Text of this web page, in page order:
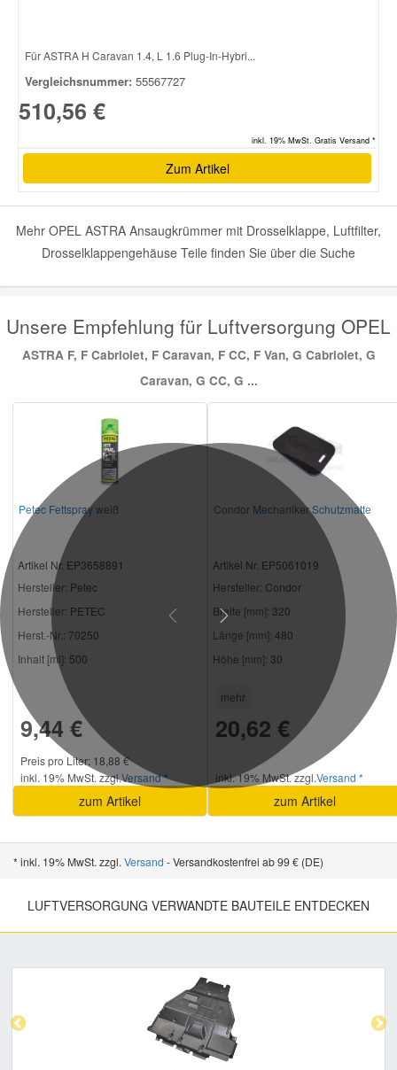
Für ASTRA H Caravan 1.4, L 1.6 Plug-In-Hybri...
Vergleichsnummer: 55567727
510,56 €
inkl. 19% MwSt. Gratis Versand *
Zum Artikel
Mehr OPEL ASTRA Ansaugkrümmer mit Drosselklappe, Luftfilter,
Drosselklappengehäuse Teile finden Sie über die Suche
Unsere Empfehlung für Luftversorgung OPEL
ASTRA F, F Cabriolet, F Caravan, F CC, F Van, G Cabriolet, G
Caravan, G CC, G ...
Petec Fettspray weiß
Artikel Nr. EP3658891
Hersteller: Petec
Hersteller: PETEC
Herst.-Nr.: 70250
Inhalt [ml]: 500
9,44 €
Preis pro Liter: 18,88 €
inkl. 19% MwSt. zzgl.Versand *
zum Artikel
Condor Mechaniker Schutzmatte
Artikel Nr. EP5061019
Hersteller: Condor
Breite [mm]: 320
Länge [mm]: 480
Höhe [mm]: 30
mehr
20,62 €
inkl. 19% MwSt. zzgl.Versand *
zum Artikel
PreviousNext
* inkl. 19% MwSt. zzgl. Versand - Versandkostenfrei ab 99 € (DE)
LUFTVERSORGUNG VERWANDTE BAUTEILE ENTDECKEN